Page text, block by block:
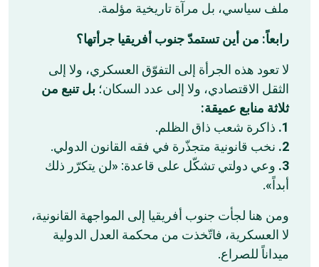
ملف سياسي، بل مرآة تاريخية مؤلمة.
رابعاً: من أين تستمدّ جنوب أفريقيا جرأتها؟
لا تعود هذه الجرأة إلى التفوّق العسكري، ولا إلى
الثقل الاقتصادي، ولا إلى عدد السكان؛ بل تنبع من
ثلاثة منابع عميقة:
1. ذاكرة شعب ذاق الظلم.
2. نخب قانونية متجذّرة في فقه القانون الدولي.
3. وعي دولتي تشكّل على قاعدة: «لن يتكرّر ذلك
أبداً».
ومن هنا لجأت جنوب أفريقيا إلى المواجهة القانونية،
لا العسكرية، فاتّخذت من محكمة العدل الدولية
ميداناً للصراع.